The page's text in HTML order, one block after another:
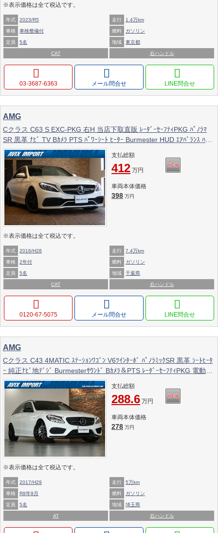
※表示価格は全て税込です。
年式 2023/R5 走行 1.4万km
車検 車検整備付 燃料 ガソリン
定員 5名 地域 東京都
CAT 右ハンドル
03-3687-6363 メール問合せ
AMG
Cクラス C63 S EXC-PKG 右H 当店下取直販 ﾚｰﾀﾞｰｾｰﾌﾃｨPKG ﾊﾟﾉﾗﾏ
SR 黒革 ﾅﾋﾞ TV Bｶﾒﾗ PTS ﾊﾟﾜｰｼｰﾄ ﾋｰﾀｰ Burmester HUD ｴｱﾊﾞﾗﾝｽ ﾊﾟﾜ
ｰﾄﾗﾝｸ ｷｰﾚｽｺﾞｰ LEDﾗｲﾄ 鍛造19AW
支払総額
412 万円
車両本体価格
398 万円
※表示価格は全て税込です。
年式 2016/H28 走行 7.4万km
車検 2年付 燃料 ガソリン
定員 5名 地域 千葉県
CAT 右ハンドル
0120-67-5075 メール問合せ
AMG
Cクラス C43 4MATIC ｽﾃｰｼｮﾝﾜｺﾞﾝ V6ﾂｲﾝﾀｰﾎﾞ ﾊﾟﾉﾗﾐｯｸSR 黒革 ｼｰﾄﾋｰﾀ
ｰ 純正ﾅﾋﾞ地ﾃﾞｼﾞ Burmesterｻｳﾝﾄﾞ Bｶﾒﾗ＆PTS ﾚｰﾀﾞｰｾｰﾌﾃｨPKG 電動ﾃｰ
ﾙｹﾞｰﾄ TWS製19ｲﾝﾁAW
支払総額
288.6 万円
車両本体価格
278 万円
※表示価格は全て税込です。
年式 2017/H29 走行 5万km
車検 R8年9月 燃料 ガソリン
定員 5名 地域 埼玉県
AT 右ハンドル